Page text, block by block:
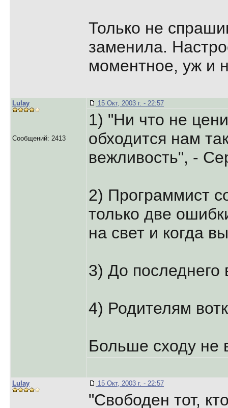
Только не
заменила.
моментное, уж и
Lulay
Сообщений: 2413
15 Окт, 2003 г. - 22:57
1) "Ни что не
обходится нам
вежливость", -
2) Программист
только две
на свет и когда
3) До последнего
4) Родителям
Больше сходу не
Lulay 15 Окт, 2003 г. - 22:57
"Свободен тот,